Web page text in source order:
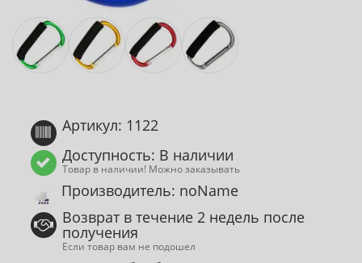
Артикул: 1122
Доступность: В наличии
Товар в наличии! Можно заказывать
Производитель: noName
Возврат в течение 2 недель после
получения
Если товар вам не подошел